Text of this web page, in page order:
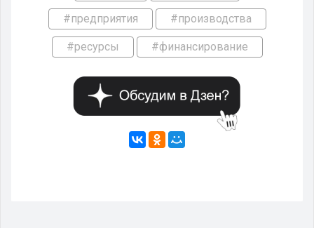
#предприятия #производства
#ресурсы #финансирование